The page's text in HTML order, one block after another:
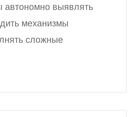
автономно выявлять
механизмы
сложные